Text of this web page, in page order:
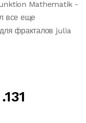
Mathematik -
все еще
фракталов julia